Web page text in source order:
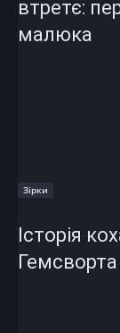
втретє:
малюка
Зірки
Історія